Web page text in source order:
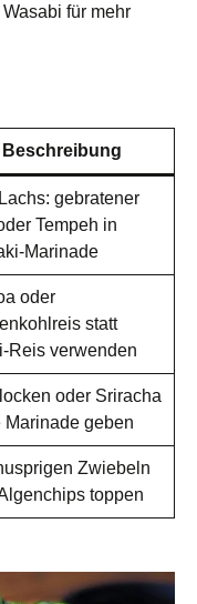
für mehr
Beschreibung
gebratener
Tempeh in
Marinade
oder
statt
Reis verwenden
oder Sriracha
Marinade geben
Zwiebeln
toppen